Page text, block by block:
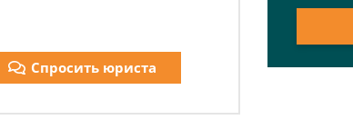
Спросить юриста